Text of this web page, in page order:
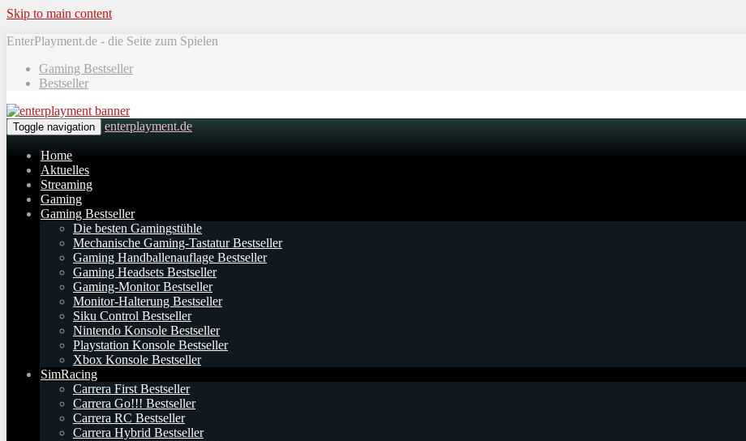
Skip to main content
EnterPlayment.de - die Seite zum Spielen
Gaming Bestseller
Bestseller
Toggle navigation enterplayment.de
Home
Aktuelles
Streaming
Gaming
Gaming Bestseller
Die besten Gamingstühle
Mechanische Gaming-Tastatur Bestseller
Gaming Handballenauflage Bestseller
Gaming Headsets Bestseller
Gaming-Monitor Bestseller
Monitor-Halterung Bestseller
Siku Control Bestseller
Nintendo Konsole Bestseller
Playstation Konsole Bestseller
Xbox Konsole Bestseller
SimRacing
Carrera First Bestseller
Carrera Go!!! Bestseller
Carrera RC Bestseller
Carrera Hybrid Bestseller